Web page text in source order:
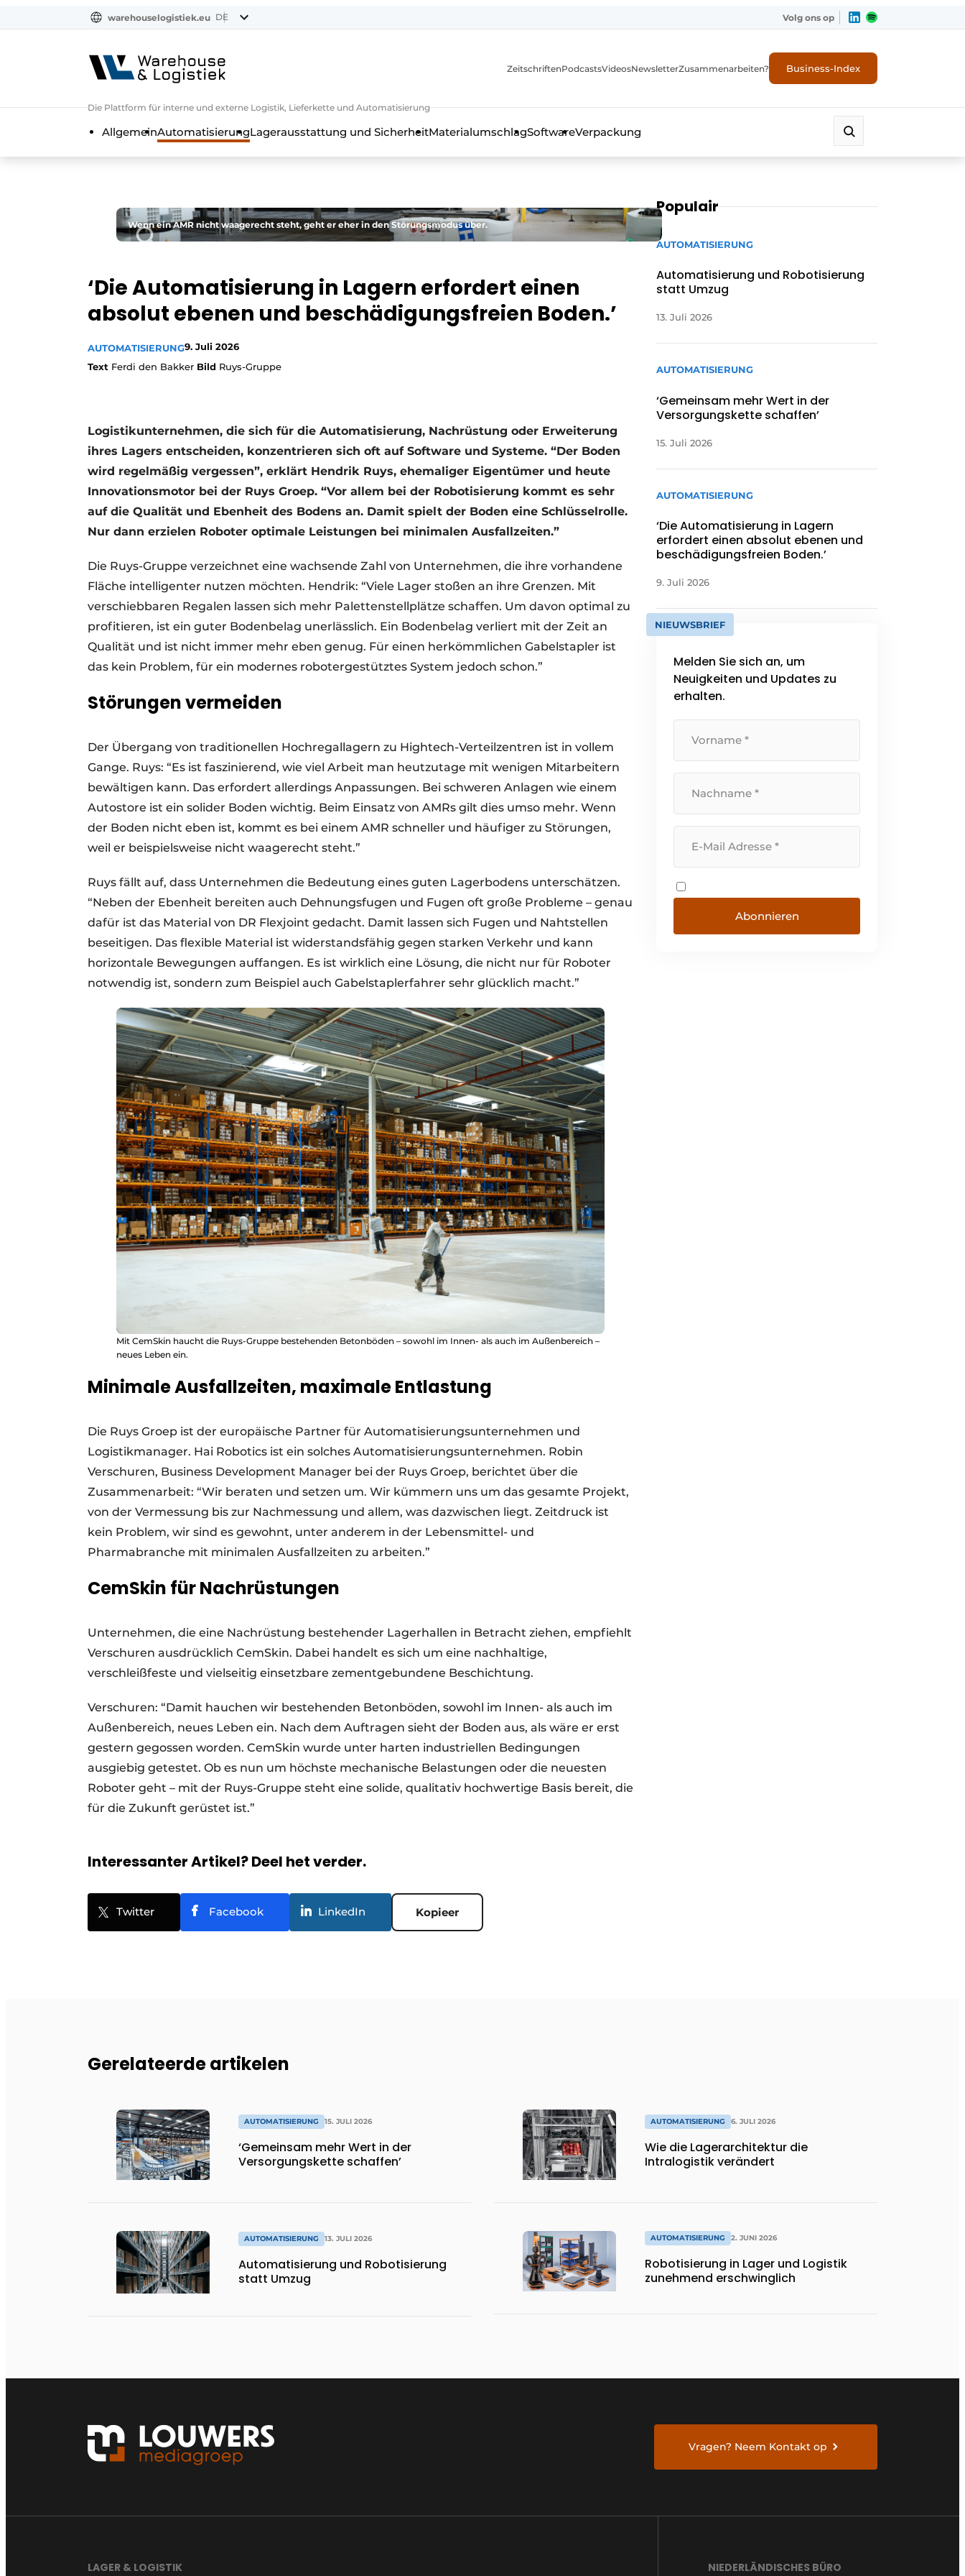
warehouselogistiek.eu DE Volg ons op
Die Plattform für interne und externe Logistik, Lieferkette und Automatisierung
ZeitschriftenPodcastsVideosNewsletterZusammenarbeiten? Business-Index
AllgemeinAutomatisierungLagerausstattung und SicherheitMaterialumschlagSoftwareVerpackung
Wenn ein AMR nicht waagerecht steht, geht er eher in den Störungsmodus über.
‘Die Automatisierung in Lagern erfordert einen
absolut ebenen und beschädigungsfreien Boden.’
AUTOMATISIERUNG9. Juli 2026
Text Ferdi den Bakker Bild Ruys-Gruppe
Logistikunternehmen, die sich für die Automatisierung, Nachrüstung oder Erweiterung
ihres Lagers entscheiden, konzentrieren sich oft auf Software und Systeme. “Der Boden
wird regelmäßig vergessen”, erklärt Hendrik Ruys, ehemaliger Eigentümer und heute
Innovationsmotor bei der Ruys Groep. “Vor allem bei der Robotisierung kommt es sehr
auf die Qualität und Ebenheit des Bodens an. Damit spielt der Boden eine Schlüsselrolle.
Nur dann erzielen Roboter optimale Leistungen bei minimalen Ausfallzeiten.”
Die Ruys-Gruppe verzeichnet eine wachsende Zahl von Unternehmen, die ihre vorhandene
Fläche intelligenter nutzen möchten. Hendrik: “Viele Lager stoßen an ihre Grenzen. Mit
verschiebbaren Regalen lassen sich mehr Palettenstellplätze schaffen. Um davon optimal zu
profitieren, ist ein guter Bodenbelag unerlässlich. Ein Bodenbelag verliert mit der Zeit an
Qualität und ist nicht immer mehr eben genug. Für einen herkömmlichen Gabelstapler ist
das kein Problem, für ein modernes robotergestütztes System jedoch schon.”
Störungen vermeiden
Der Übergang von traditionellen Hochregallagern zu Hightech-Verteilzentren ist in vollem
Gange. Ruys: “Es ist faszinierend, wie viel Arbeit man heutzutage mit wenigen Mitarbeitern
bewältigen kann. Das erfordert allerdings Anpassungen. Bei schweren Anlagen wie einem
Autostore ist ein solider Boden wichtig. Beim Einsatz von AMRs gilt dies umso mehr. Wenn
der Boden nicht eben ist, kommt es bei einem AMR schneller und häufiger zu Störungen,
weil er beispielsweise nicht waagerecht steht.”
Ruys fällt auf, dass Unternehmen die Bedeutung eines guten Lagerbodens unterschätzen.
“Neben der Ebenheit bereiten auch Dehnungsfugen und Fugen oft große Probleme – genau
dafür ist das Material von DR Flexjoint gedacht. Damit lassen sich Fugen und Nahtstellen
beseitigen. Das flexible Material ist widerstandsfähig gegen starken Verkehr und kann
horizontale Bewegungen auffangen. Es ist wirklich eine Lösung, die nicht nur für Roboter
notwendig ist, sondern zum Beispiel auch Gabelstaplerfahrer sehr glücklich macht.”
Mit CemSkin haucht die Ruys-Gruppe bestehenden Betonböden – sowohl im Innen- als auch im Außenbereich –
neues Leben ein.
Minimale Ausfallzeiten, maximale Entlastung
Die Ruys Groep ist der europäische Partner für Automatisierungsunternehmen und
Logistikmanager. Hai Robotics ist ein solches Automatisierungsunternehmen. Robin
Verschuren, Business Development Manager bei der Ruys Groep, berichtet über die
Zusammenarbeit: “Wir beraten und setzen um. Wir kümmern uns um das gesamte Projekt,
von der Vermessung bis zur Nachmessung und allem, was dazwischen liegt. Zeitdruck ist
kein Problem, wir sind es gewohnt, unter anderem in der Lebensmittel- und
Pharmabranche mit minimalen Ausfallzeiten zu arbeiten.”
CemSkin für Nachrüstungen
Unternehmen, die eine Nachrüstung bestehender Lagerhallen in Betracht ziehen, empfiehlt
Verschuren ausdrücklich CemSkin. Dabei handelt es sich um eine nachhaltige,
verschleißfeste und vielseitig einsetzbare zementgebundene Beschichtung.
Verschuren: “Damit hauchen wir bestehenden Betonböden, sowohl im Innen- als auch im
Außenbereich, neues Leben ein. Nach dem Auftragen sieht der Boden aus, als wäre er erst
gestern gegossen worden. CemSkin wurde unter harten industriellen Bedingungen
ausgiebig getestet. Ob es nun um höchste mechanische Belastungen oder die neuesten
Roboter geht – mit der Ruys-Gruppe steht eine solide, qualitativ hochwertige Basis bereit, die
für die Zukunft gerüstet ist.”
Interessanter Artikel? Deel het verder.
Twitter Facebook LinkedIn Kopieer
Populair
AUTOMATISIERUNG
Automatisierung und Robotisierung
statt Umzug
13. Juli 2026
AUTOMATISIERUNG
‘Gemeinsam mehr Wert in der
Versorgungskette schaffen’
15. Juli 2026
AUTOMATISIERUNG
‘Die Automatisierung in Lagern
erfordert einen absolut ebenen und
beschädigungsfreien Boden.’
9. Juli 2026
NIEUWSBRIEF
Melden Sie sich an, um
Neuigkeiten und Updates zu
erhalten.
Abonnieren
Gerelateerde artikelen
AUTOMATISIERUNG 15. JULI 2026
‘Gemeinsam mehr Wert in der
Versorgungskette schaffen’
AUTOMATISIERUNG 13. JULI 2026
Automatisierung und Robotisierung
statt Umzug
AUTOMATISIERUNG 6. JULI 2026
Wie die Lagerarchitektur die
Intralogistik verändert
AUTOMATISIERUNG 2. JUNI 2026
Robotisierung in Lager und Logistik
zunehmend erschwinglich
Vragen? Neem Kontakt op
LAGER & LOGISTIK NIEDERLÄNDISCHES BÜRO